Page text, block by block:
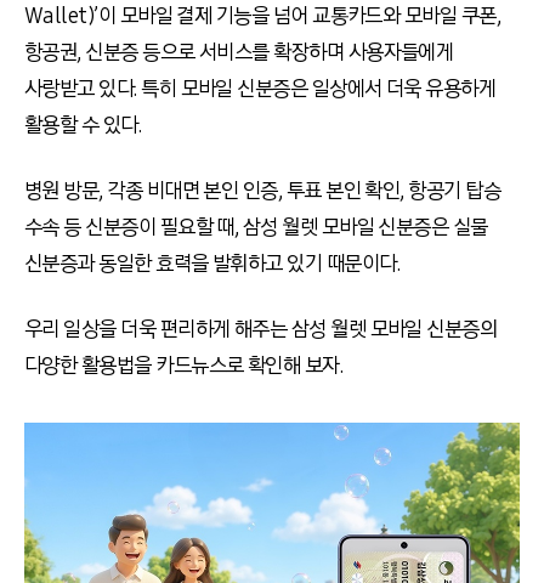
Wallet)’이 모바일 결제 기능을 넘어 교통카드와 모바일 쿠폰,
항공권, 신분증 등으로 서비스를 확장하며 사용자들에게
사랑받고 있다. 특히 모바일 신분증은 일상에서 더욱 유용하게
활용할 수 있다.
병원 방문, 각종 비대면 본인 인증, 투표 본인 확인, 항공기 탑승
수속 등 신분증이 필요할 때, 삼성 월렛 모바일 신분증은 실물
신분증과 동일한 효력을 발휘하고 있기 때문이다.
우리 일상을 더욱 편리하게 해주는 삼성 월렛 모바일 신분증의
다양한 활용법을 카드뉴스로 확인해 보자.